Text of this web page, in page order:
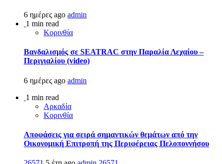
6 ημέρες ago admin
1 min read
Κορινθία
Βανδαλισμός σε SEATRAC στην Παραλία Λεχαίου –
Περιγιαλίου (video)
6 ημέρες ago admin
1 min read
Αρκαδία
Κορινθία
Αποφάσεις για σειρά σημαντικών θεμάτων από την
Οικονομική Επιτροπή της Περιφέρειας Πελοποννήσου